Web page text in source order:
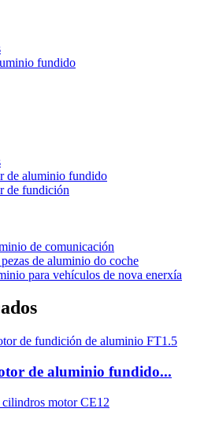
fundido
de aluminio fundido
de fundición
de comunicación
de aluminio do coche
para vehículos de nova enerxía
de aluminio fundido...